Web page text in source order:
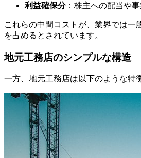
利益確保分：株主への配当や
これらの中間コストが、業界では一
を占めるとされています。
地元工務店のシンプルな構造
一方、地元工務店は以下のような特